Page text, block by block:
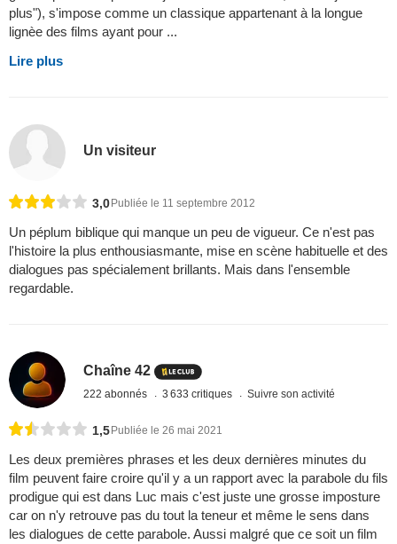
plus"), s'impose comme un classique appartenant à la longue
lignèe des films ayant pour ...
Lire plus
Un visiteur
3,0Publiée le 11 septembre 2012
Un péplum biblique qui manque un peu de vigueur. Ce n'est pas
l'histoire la plus enthousiasmante, mise en scène habituelle et des
dialogues pas spécialement brillants. Mais dans l'ensemble
regardable.
Chaîne 42
222 abonnés 3 633 critiques Suivre son activité
1,5 Publiée le 26 mai 2021
Les deux premières phrases et les deux dernières minutes du
film peuvent faire croire qu'il y a un rapport avec la parabole du fils
prodigue qui est dans Luc mais c'est juste une grosse imposture
car on n'y retrouve pas du tout la teneur et même le sens dans
les dialogues de cette parabole. Aussi malgré que ce soit un film